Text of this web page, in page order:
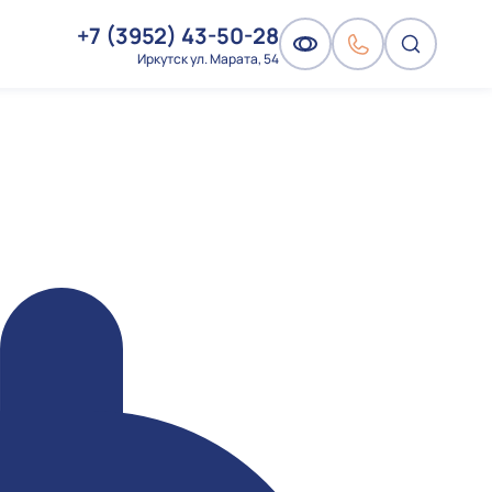
+7 (3952) 43-50-28
Иркутск ул. Марата, 54